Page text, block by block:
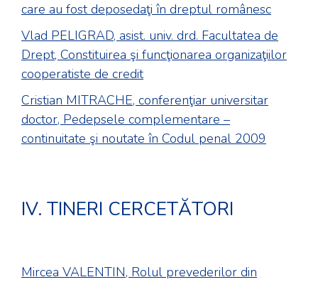
care au fost deposedaţi în dreptul românesc
Vlad PELIGRAD, asist. univ. drd. Facultatea de
Drept, Constituirea şi funcţionarea organizaţiilor
cooperatiste de credit
Cristian MITRACHE, conferenţiar universitar
doctor, Pedepsele complementare –
continuitate şi noutate în Codul penal 2009
IV. TINERI CERCETĂTORI
Mircea VALENTIN, Rolul prevederilor din